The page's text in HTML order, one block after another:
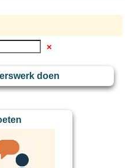
✕
doen